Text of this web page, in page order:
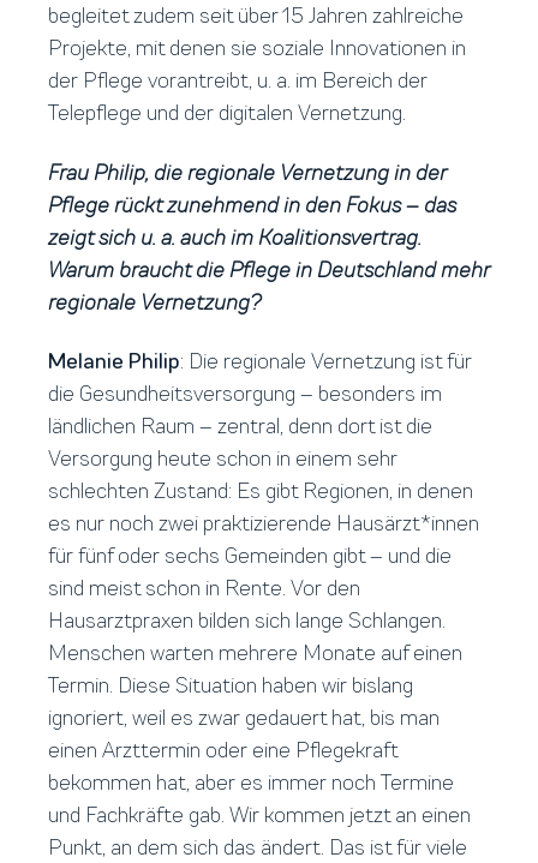
begleitet zudem seit über 15 Jahren zahlreiche
Projekte, mit denen sie soziale Innovationen in
der Pflege vorantreibt, u. a. im Bereich der
Telepflege und der digitalen Vernetzung.
Frau Philip, die regionale Vernetzung in der
Pflege rückt zunehmend in den Fokus – das
zeigt sich u. a. auch im Koalitionsvertrag.
Warum braucht die Pflege in Deutschland mehr
regionale Vernetzung?
Melanie Philip: Die regionale Vernetzung ist für
die Gesundheitsversorgung – besonders im
ländlichen Raum – zentral, denn dort ist die
Versorgung heute schon in einem sehr
schlechten Zustand: Es gibt Regionen, in denen
es nur noch zwei praktizierende Hausärzt*innen
für fünf oder sechs Gemeinden gibt – und die
sind meist schon in Rente. Vor den
Hausarztpraxen bilden sich lange Schlangen.
Menschen warten mehrere Monate auf einen
Termin. Diese Situation haben wir bislang
ignoriert, weil es zwar gedauert hat, bis man
einen Arzttermin oder eine Pflegekraft
bekommen hat, aber es immer noch Termine
und Fachkräfte gab. Wir kommen jetzt an einen
Punkt, an dem sich das ändert. Das ist für viele